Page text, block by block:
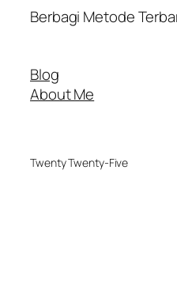
Berbagi Metode
Blog
About Me
Twenty Twenty-Five